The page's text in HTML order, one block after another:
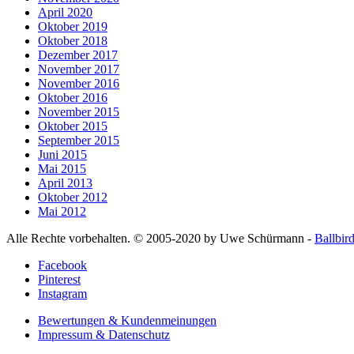
April 2020
Oktober 2019
Oktober 2018
Dezember 2017
November 2017
November 2016
Oktober 2016
November 2015
Oktober 2015
September 2015
Juni 2015
Mai 2015
April 2013
Oktober 2012
Mai 2012
Alle Rechte vorbehalten. © 2005-2020 by Uwe Schürmann -
Facebook
Pinterest
Instagram
Bewertungen & Kundenmeinungen
Impressum & Datenschutz